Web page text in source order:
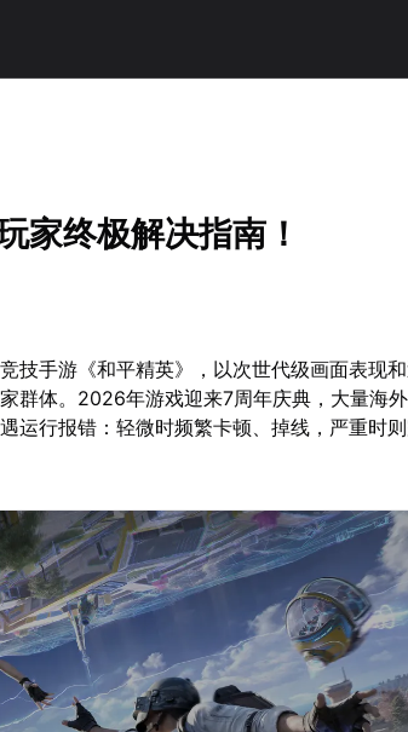
家终极解决指南！
技手游《和平精英》，以次世代级画面表现
群体。2026年游戏迎来7周年庆典，大量海
运行报错：轻微时频繁卡顿、掉线，严重时